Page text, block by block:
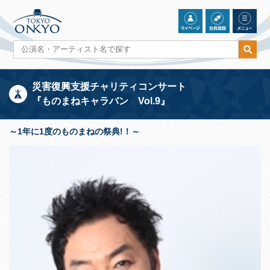
災害復興支援チャリティコンサート
『ものまねキャラバン Vol.9』
～1年に1度のものまねの祭典!！～